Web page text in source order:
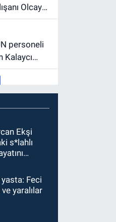
Olcay
akımına
Kalaycı
14 üyeden
doğuyor.
coşkuda
Ekşi
s*lahlı
Feci
yaralılar